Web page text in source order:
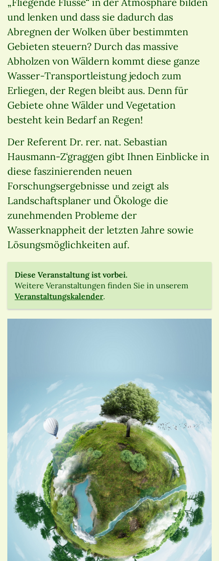
und lenken und dass sie dadurch das
Abregnen der Wolken über bestimmten
Gebieten steuern? Durch das massive
Abholzen von Wäldern kommt diese ganze
Wasser-Transportleistung jedoch zum
Erliegen, der Regen bleibt aus. Denn für
Gebiete ohne Wälder und Vegetation
besteht kein Bedarf an Regen!
Der Referent Dr. rer. nat. Sebastian
Hausmann-Z‘graggen gibt Ihnen Einblicke in
diese faszinierenden neuen
Forschungsergebnisse und zeigt als
Landschaftsplaner und Ökologe die
zunehmenden Probleme der
Wasserknappheit der letzten Jahre sowie
Lösungsmöglichkeiten auf.
Diese Veranstaltung ist vorbei.
Weitere Veranstaltungen finden Sie in unserem
Veranstaltungskalender.